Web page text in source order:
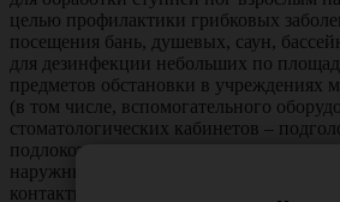
целью профилактики грибковых
посещения бань, душевых, саун,
для дезинфекции небольших по
предметов обстановки в учреждениях
(в том числе, вспомогательного
стоматологических кабинетов –
подлокотников кресел, ручек,
наружных поверхностей аппаратов,
контактирующих с пациентом и т.п.);